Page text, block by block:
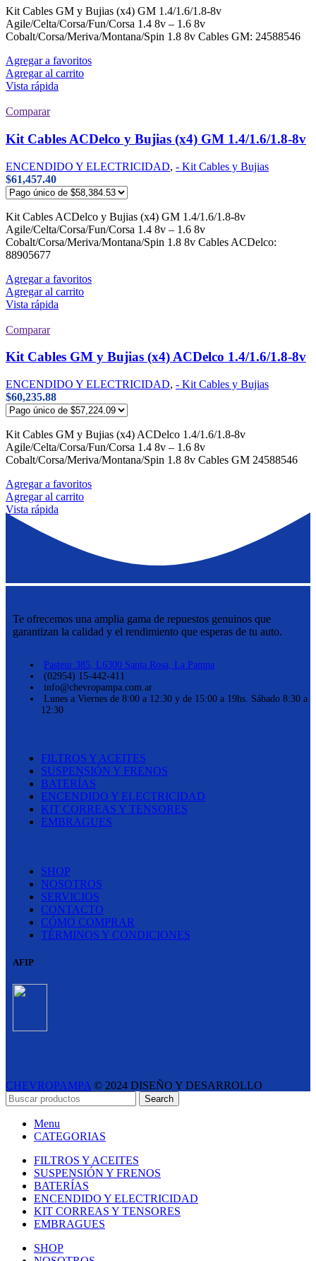
Kit Cables GM y Bujias (x4) GM 1.4/1.6/1.8-8v
Agile/Celta/Corsa/Fun/Corsa 1.4 8v – 1.6 8v
Cobalt/Corsa/Meriva/Montana/Spin 1.8 8v Cables GM: 24588546
Agregar a favoritos
Agregar al carrito
Vista rápida
Comparar
Kit Cables ACDelco y Bujias (x4) GM 1.4/1.6/1.8-8v
ENCENDIDO Y ELECTRICIDAD, - Kit Cables y Bujias
$61,457.40
Kit Cables ACDelco y Bujias (x4) GM 1.4/1.6/1.8-8v
Agile/Celta/Corsa/Fun/Corsa 1.4 8v – 1.6 8v
Cobalt/Corsa/Meriva/Montana/Spin 1.8 8v Cables ACDelco:
88905677
Agregar a favoritos
Agregar al carrito
Vista rápida
Comparar
Kit Cables GM y Bujias (x4) ACDelco 1.4/1.6/1.8-8v
ENCENDIDO Y ELECTRICIDAD, - Kit Cables y Bujias
$60,235.88
Kit Cables GM y Bujias (x4) ACDelco 1.4/1.6/1.8-8v
Agile/Celta/Corsa/Fun/Corsa 1.4 8v – 1.6 8v
Cobalt/Corsa/Meriva/Montana/Spin 1.8 8v Cables GM 24588546
Agregar a favoritos
Agregar al carrito
Vista rápida
Te ofrecemos una amplia gama de repuestos genuinos que
garantizan la calidad y el rendimiento que esperas de tu auto.
Pasteur 385, L6300 Santa Rosa, La Pampa
(02954) 15-442-411
info@chevropampa.com.ar
Lunes a Viernes de 8:00 a 12:30 y de 15:00 a 19hs. Sábado 8:30 a
12:30
FILTROS Y ACEITES
SUSPENSIÓN Y FRENOS
BATERÍAS
ENCENDIDO Y ELECTRICIDAD
KIT CORREAS Y TENSORES
EMBRAGUES
SHOP
NOSOTROS
SERVICIOS
CONTACTO
CÓMO COMPRAR
TÉRMINOS Y CONDICIONES
AFIP
CHEVROPAMPA © 2024 DISEÑO Y DESARROLLO
ESTUDIO LIPINA
- E-COMMERCE SOLUTIONS
Search
Menu
CATEGORIAS
FILTROS Y ACEITES
SUSPENSIÓN Y FRENOS
BATERÍAS
ENCENDIDO Y ELECTRICIDAD
KIT CORREAS Y TENSORES
EMBRAGUES
SHOP